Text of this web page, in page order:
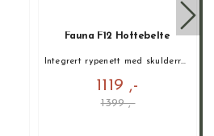
Fauna F12 Hoftebelte
Integrert rypenett med skulderreimer
1119 ,-
1399 ,-